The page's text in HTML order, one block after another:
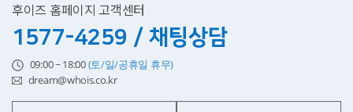
후이즈 홈페이지 고객센터
1577-4259 / 채팅상담
09:00 ~ 18:00(토/일/공휴일 휴무)
dream@whois.co.kr